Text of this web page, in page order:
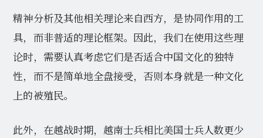
精神分析及其他相关理论来自西方，是协同作用的工
具，而非普适的理论框架。因此，我们在使用这些理
论时，需要认真考虑它们是否适合中国文化的独特
性，而不是简单地全盘接受，否则本身就是一种文化
上的被殖民。
此外，在越战时期，越南士兵相比美国士兵人数更少